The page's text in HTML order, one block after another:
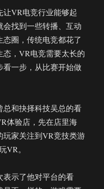
让VR电竞行业能够起
找到一些转播、互动
圈，传统电竞都花了
，VR电竞需要太长的
看一步，从比赛开始做
总和抉择科技吴总的看
体验店，先在店里海
玩家关注到VR竞技类游
VR。
表示了他对平台的看